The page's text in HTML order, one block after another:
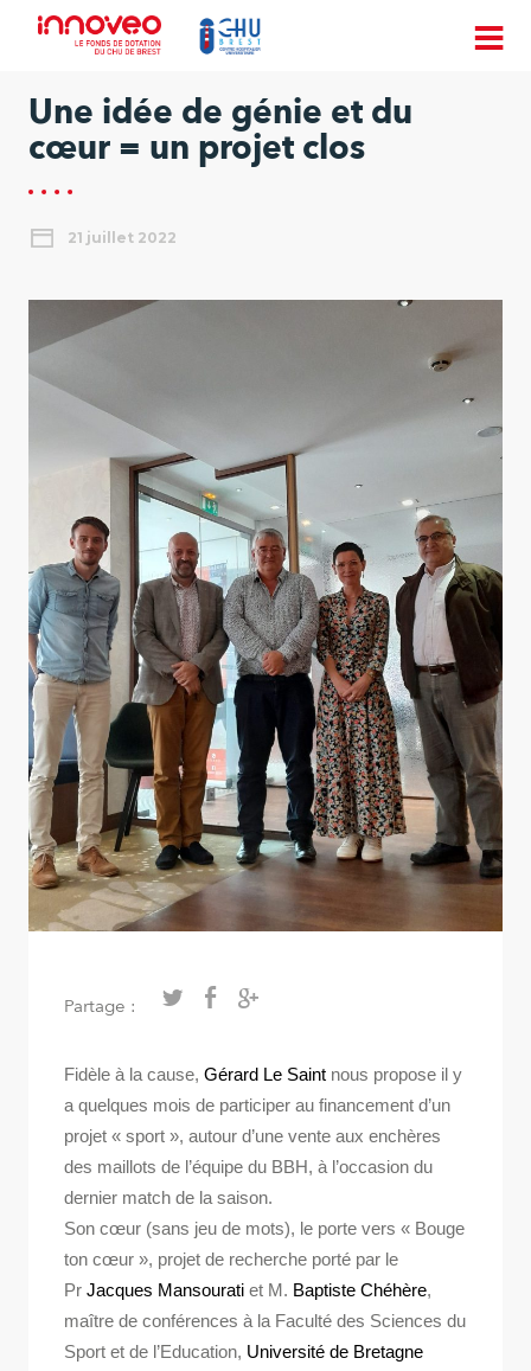
Une idée de génie et du
cœur = un projet clos
21 juillet 2022
Partage :
Fidèle à la cause, Gérard Le Saint nous propose il y
a quelques mois de participer au financement d’un
projet « sport », autour d’une vente aux enchères
des maillots de l’équipe du BBH, à l’occasion du
dernier match de la saison.
Son cœur (sans jeu de mots), le porte vers « Bouge
ton cœur », projet de recherche porté par le
Pr Jacques Mansourati et M. Baptiste Chéhère,
maître de conférences à la Faculté des Sciences du
Sport et de l’Education, Université de Bretagne